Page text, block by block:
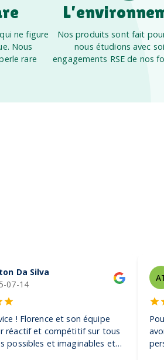
ne figure
Nous
rare
Nos produits sont fait
nous étudions avec
engagements RSE de nos
Da Silva
07-14
! Florence et son équipe
réactif et compétitif sur tous
possibles et imaginables et